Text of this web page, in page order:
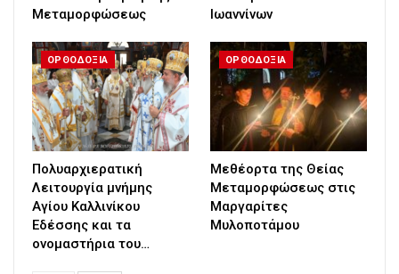
Μεταμορφώσεως
Ιωαννίνων
ΟΡΘΟΔΟΞΙΑ
Πολυαρχιερατική
Λειτουργία μνήμης
Αγίου Καλλινίκου
Εδέσσης και τα
ονομαστήρια του…
ΟΡΘΟΔΟΞΙΑ
Μεθέορτα της Θείας
Μεταμορφώσεως στις
Μαργαρίτες
Μυλοποτάμου